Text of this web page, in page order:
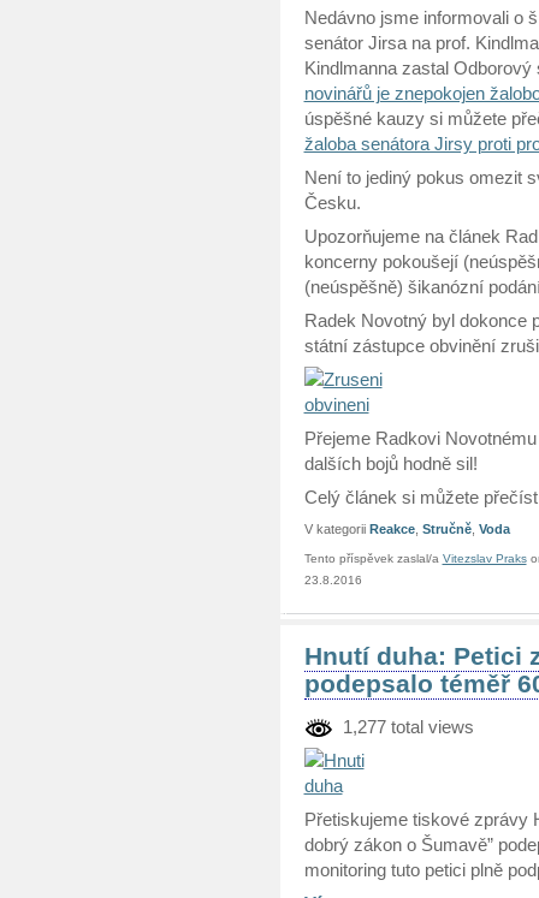
Nedávno jsme informovali o
senátor Jirsa na prof.
Kindlmanna zastal
novinářů je znepokojen
úspěšné kauzy si můžete
žaloba senátora Jirsy proti
Není to jediný pokus omezit
Česku.
Upozorňujeme na článek
koncerny pokoušejí
(neúspěšně) šikanózní
Radek Novotný byl dokonce
státní zástupce obvinění
Přejeme Radkovi
dalších bojů hodně sil!
Celý článek si můžete
V kategorii Reakce, Stručně, Voda
Tento příspěvek zaslal/a Vitezslav Praks
23.8.2016
Hnutí duha: Petici
podepsalo téměř
1,277 total views
Přetiskujeme tiskové zprávy
dobrý zákon o Šumavě”
monitoring tuto petici plně